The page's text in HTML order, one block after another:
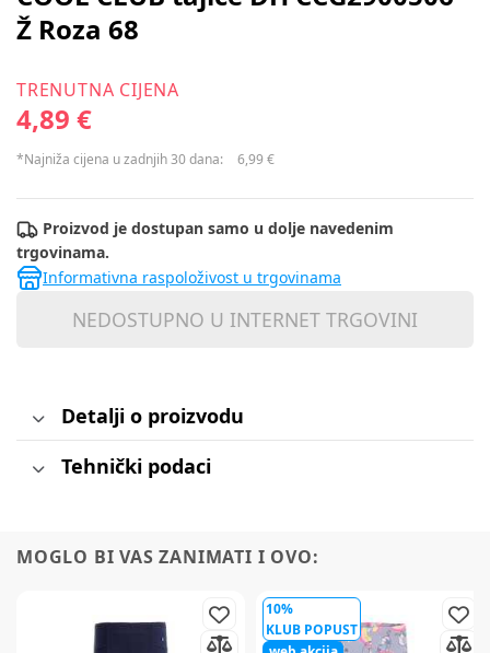
Ž Roza 68
TRENUTNA CIJENA
4,89 €
*Najniža cijena u zadnjih 30 dana: 6,99 €
Proizvod je dostupan samo u dolje navedenim
trgovinama.
Informativna raspoloživost u trgovinama
NEDOSTUPNO U INTERNET TRGOVINI
Detalji o proizvodu
Tehnički podaci
MOGLO BI VAS ZANIMATI I OVO:
10%
KLUB POPUST